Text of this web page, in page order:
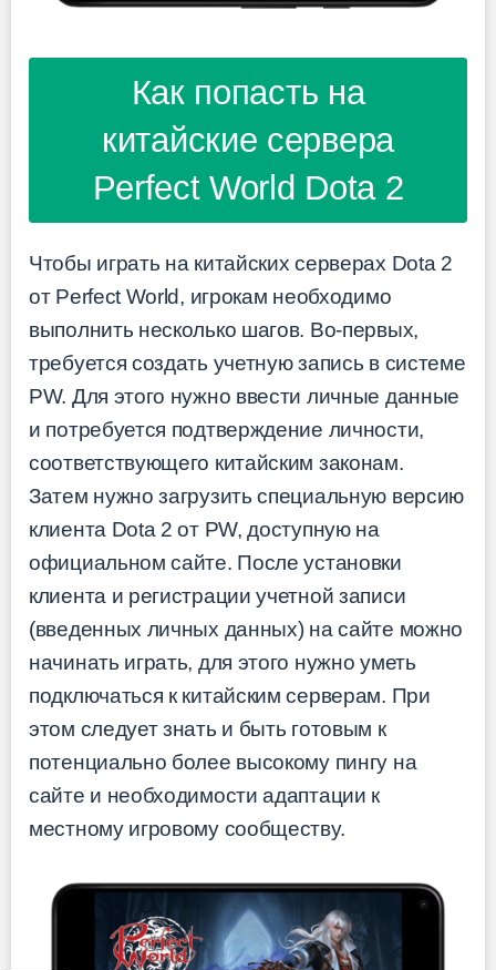
Как попасть на
китайские сервера
Perfect World Dota 2
Чтобы играть на китайских серверах Dota 2
от Perfect World, игрокам необходимо
выполнить несколько шагов. Во-первых,
требуется создать учетную запись в системе
PW. Для этого нужно ввести личные данные
и потребуется подтверждение личности,
соответствующего китайским законам.
Затем нужно загрузить специальную версию
клиента Dota 2 от PW, доступную на
официальном сайте. После установки
клиента и регистрации учетной записи
(введенных личных данных) на сайте можно
начинать играть, для этого нужно уметь
подключаться к китайским серверам. При
этом следует знать и быть готовым к
потенциально более высокому пингу на
сайте и необходимости адаптации к
местному игровому сообществу.